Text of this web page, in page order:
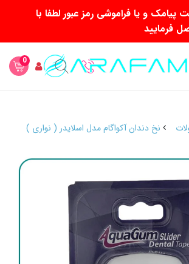
و یا فراموشی رمز عبور لطفا با
فرمایید
0
نخ دندان آکواگام مدل اسلایدر ( نواری )